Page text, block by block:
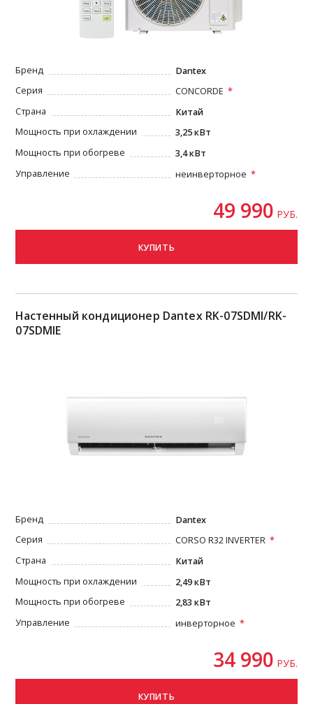
Бренд
Dantex
Серия
CONCORDE
Страна
Китай
Мощность при охлаждении
3,25 кВт
Мощность при обогреве
3,4 кВт
Управление
неинверторное
49 990 РУБ.
КУПИТЬ
Настенный кондиционер Dantex RK-07SDMI/RK-
07SDMIE
Бренд
Dantex
Серия
CORSO R32 INVERTER
Страна
Китай
Мощность при охлаждении
2,49 кВт
Мощность при обогреве
2,83 кВт
Управление
инверторное
34 990 РУБ.
КУПИТЬ